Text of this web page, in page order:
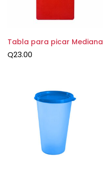
Tabla para picar Mediana
Q23.00